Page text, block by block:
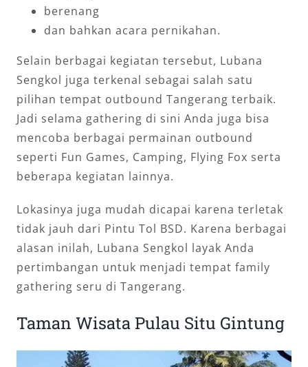
berenang
dan bahkan acara pernikahan.
Selain berbagai kegiatan tersebut, Lubana
Sengkol juga terkenal sebagai salah satu
pilihan tempat outbound Tangerang terbaik.
Jadi selama gathering di sini Anda juga bisa
mencoba berbagai permainan outbound
seperti Fun Games, Camping, Flying Fox serta
beberapa kegiatan lainnya.
Lokasinya juga mudah dicapai karena terletak
tidak jauh dari Pintu Tol BSD. Karena berbagai
alasan inilah, Lubana Sengkol layak Anda
pertimbangan untuk menjadi tempat family
gathering seru di Tangerang.
Taman Wisata Pulau Situ Gintung